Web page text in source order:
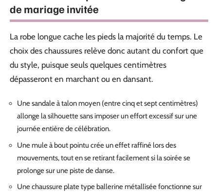
de mariage invitée
La robe longue cache les pieds la majorité du temps. Le
choix des chaussures relève donc autant du confort que
du style, puisque seuls quelques centimètres
dépasseront en marchant ou en dansant.
Une sandale à talon moyen (entre cinq et sept centimètres)
allonge la silhouette sans imposer un effort excessif sur une
journée entière de célébration.
Une mule à bout pointu crée un effet raffiné lors des
mouvements, tout en se retirant facilement si la soirée se
prolonge sur une piste de danse.
Une chaussure plate type ballerine métallisée fonctionne sur